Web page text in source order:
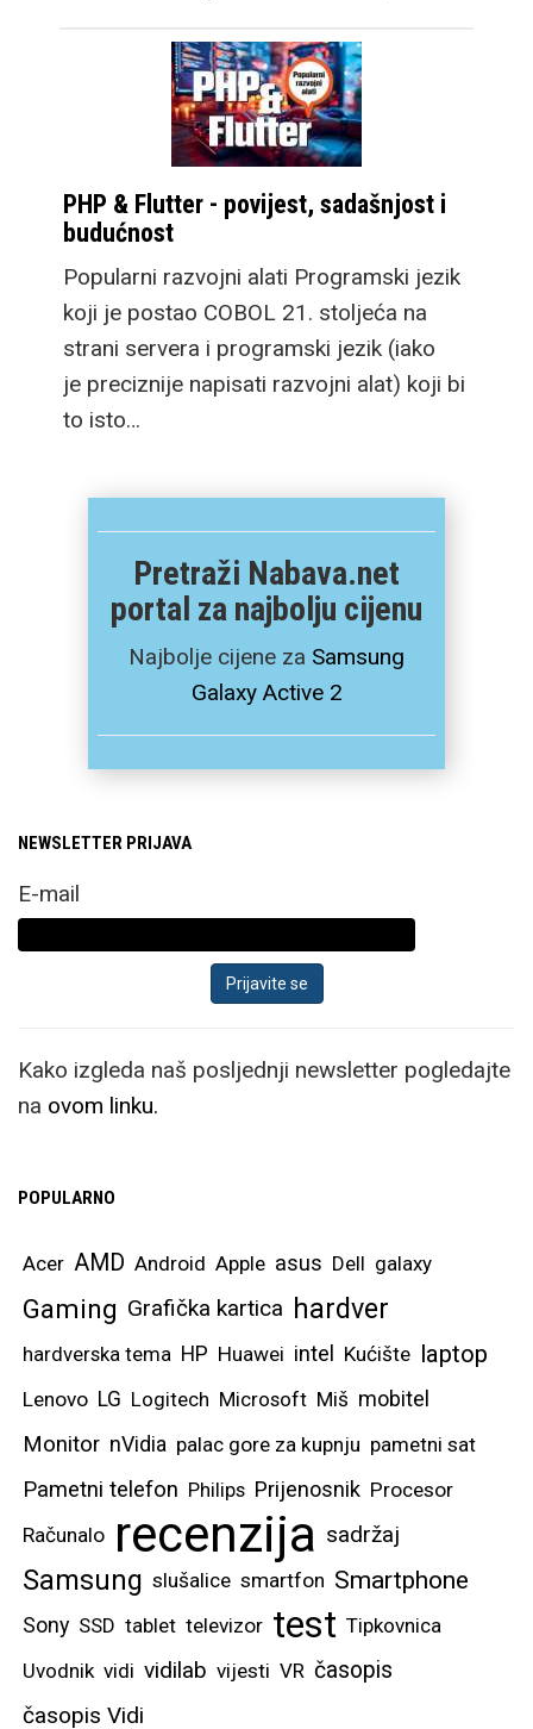
PHP & Flutter - povijest, sadašnjost i
budućnost
Popularni razvojni alati Programski jezik
koji je postao COBOL 21. stoljeća na
strani servera i programski jezik (iako
je preciznije napisati razvojni alat) koji bi
to isto…
Pretraži Nabava.net
portal za najbolju cijenu
Najbolje cijene za Samsung
Galaxy Active 2
NEWSLETTER PRIJAVA
E-mail
Kako izgleda naš posljednji newsletter pogledajte
na ovom linku.
POPULARNO
Acer AMD Android Apple asus Dell galaxy
Gaming Grafička kartica hardver
hardverska tema HP Huawei intel Kućište laptop
Lenovo LG Logitech Microsoft Miš mobitel
Monitor nVidia palac gore za kupnju pametni sat
Pametni telefon Philips Prijenosnik Procesor
Računalo recenzija sadržaj
Samsung slušalice smartfon Smartphone
Sony SSD tablet televizor test Tipkovnica
Uvodnik vidi vidilab vijesti VR časopis
časopis Vidi